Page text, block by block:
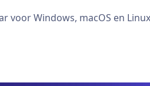
voor Windows, macOS en